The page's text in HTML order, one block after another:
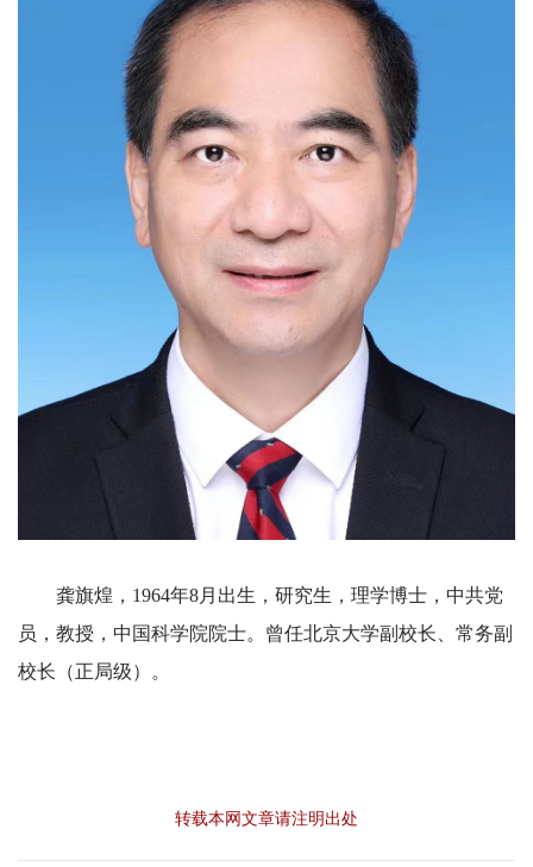
龚旗煌，1964年8月出生，研究生，理学博士，中共党
员，教授，中国科学院院士。曾任北京大学副校长、常务副
校长（正局级）。
转载本网文章请注明出处